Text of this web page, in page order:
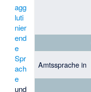
Amtssprache in
agg
luti
nier
end
e
Spr
ach
e
und